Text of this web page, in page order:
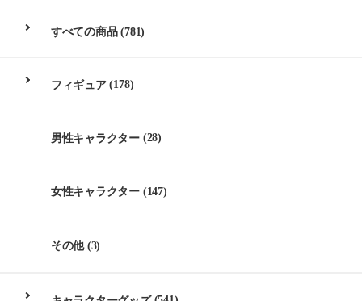
すべての商品(781)
フィギュア(178)
男性キャラクター (28)
女性キャラクター (147)
その他(3)